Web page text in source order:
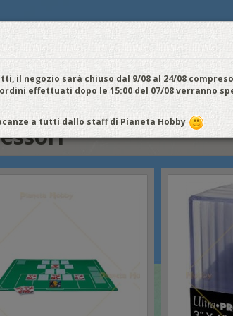
Chi Siamo Vantaggi Aiuto
/ REGISTRATI
il negozio sarà chiuso dal 9/08 al 24/08
effettuati dopo le 15:00 del 07/08 verranno
a tutti dallo staff di Pianeta Hobby